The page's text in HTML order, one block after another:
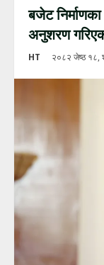
बजेट
अनुशरण
HT २०८२ जेष्ठ १८,